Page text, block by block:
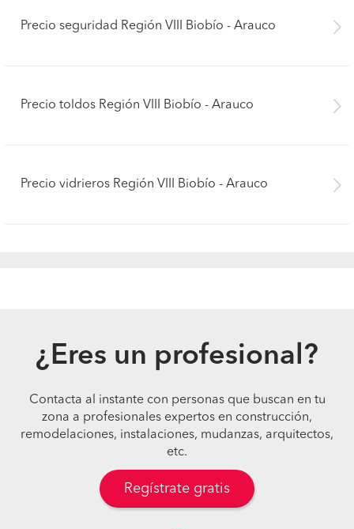
Precio seguridad Región VIII Biobío - Arauco
Precio toldos Región VIII Biobío - Arauco
Precio vidrieros Región VIII Biobío - Arauco
¿Eres un profesional?
Contacta al instante con personas que buscan en tu
zona a profesionales expertos en construcción,
remodelaciones, instalaciones, mudanzas, arquitectos,
etc.
Regístrate gratis